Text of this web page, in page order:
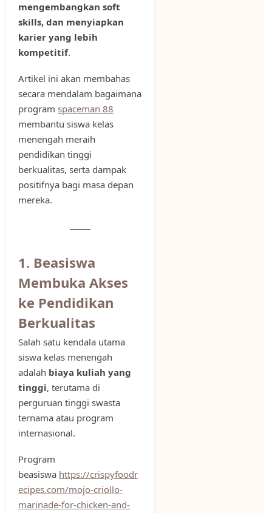
mengembangkan soft
skills, dan menyiapkan
karier yang lebih
kompetitif.
Artikel ini akan membahas
secara mendalam bagaimana
program spaceman 88
membantu siswa kelas
menengah meraih
pendidikan tinggi
berkualitas, serta dampak
positifnya bagi masa depan
mereka.
1. Beasiswa
Membuka Akses
ke Pendidikan
Berkualitas
Salah satu kendala utama
siswa kelas menengah
adalah biaya kuliah yang
tinggi, terutama di
perguruan tinggi swasta
ternama atau program
internasional.
Program
beasiswa https://crispyfoodr
ecipes.com/mojo-criollo-
marinade-for-chicken-and-